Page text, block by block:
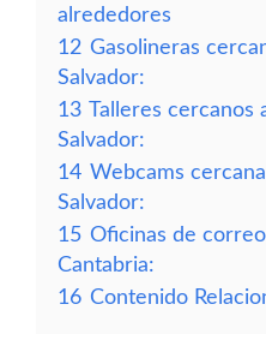
alrededores
12 Gasolineras
Salvador:
13 Talleres cercanos
Salvador:
14 Webcams
Salvador:
15 Oficinas de
Cantabria:
16 Contenido